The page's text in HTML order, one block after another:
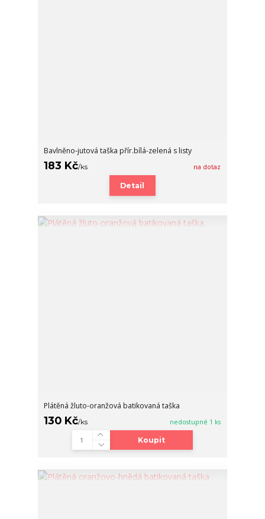
Bavlněno-jutová taška přír.bílá-zelená s listy
183 Kč/ks na dotaz
Detail
Plátěná žluto-oranžová batikovaná taška
130 Kč/ks nedostupné 1 ks
Koupit